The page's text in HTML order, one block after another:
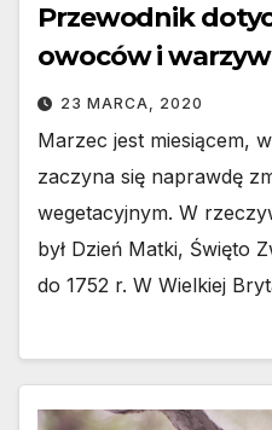
Przewodnik
owoców i
23 MARCA, 2020
Marzec jest miesiącem,
zaczyna się naprawdę
wegetacyjnym. W
był Dzień Matki, Święto
do 1752 r. W Wielkiej